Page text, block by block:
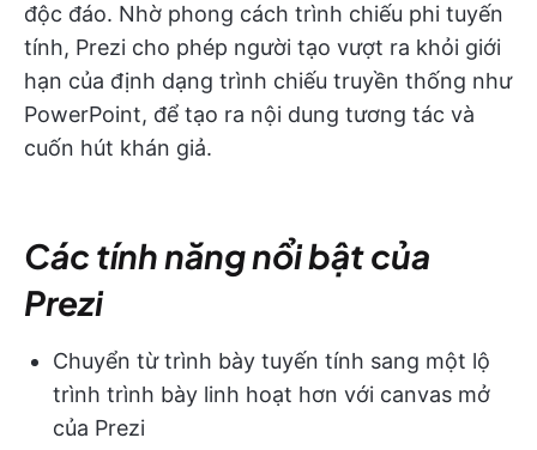
độc đáo. Nhờ phong cách trình chiếu phi tuyến
tính, Prezi cho phép người tạo vượt ra khỏi giới
hạn của định dạng trình chiếu truyền thống như
PowerPoint, để tạo ra nội dung tương tác và
cuốn hút khán giả.
Các tính năng nổi bật của
Prezi
Chuyển từ trình bày tuyến tính sang một lộ
trình trình bày linh hoạt hơn với canvas mở
của Prezi